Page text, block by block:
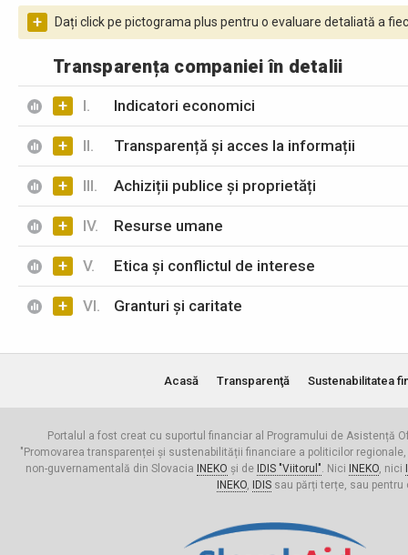
+ Dați click pe pictograma plus pentru o evaluare detaliată a
Transparența companiei în detalii
+ I. Indicatori economici
+ II. Transparență și acces la informații
+ III. Achiziții publice și proprietăți
+ IV. Resurse umane
+ V. Etica și conflictul de interese
+ VI. Granturi și caritate
Acasă Transparenţă Sustenabilitatea
Portalul a fost creat cu suportul financiar al Programului de Asistență
"Promovarea transparenței și sustenabilității financiare a politicilor
non-guvernamentală din Slovacia
INEKO și de IDIS "Viitorul". Nici INEKO, nici
INEKO, IDISsau părți terțe, sau pentru